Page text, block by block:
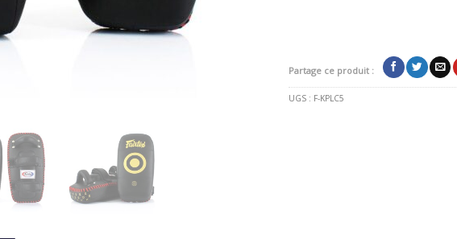
Partage ce produit :
UGS : F-KPLC5